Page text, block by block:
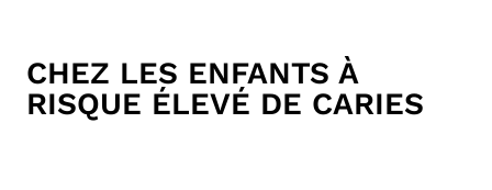
CHEZ LES ENFANTS À
RISQUE ÉLEVÉ DE CARIES